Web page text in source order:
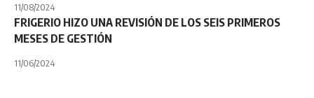
11/08/2024
FRIGERIO HIZO UNA REVISIÓN DE LOS SEIS PRIMEROS
MESES DE GESTIÓN
11/06/2024